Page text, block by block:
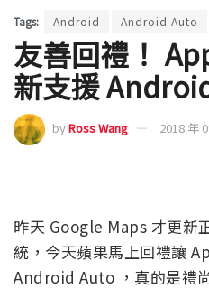
Tags: Android Android Auto
友善回禮！
新支援
byRoss Wang 2018 年
昨天 Google Maps 才更新
統，今天蘋果馬上回禮讓
Android Auto ，真的是禮